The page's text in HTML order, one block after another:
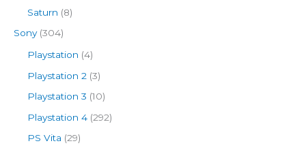
Saturn (8)
Sony(304)
Playstation (4)
Playstation 2 (3)
Playstation 3 (10)
Playstation 4 (292)
PS Vita (29)